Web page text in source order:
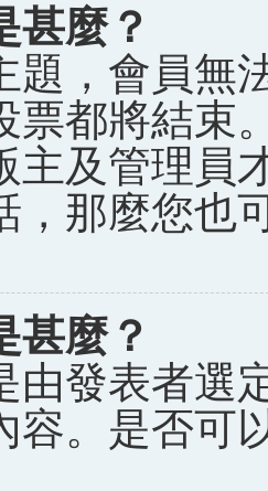
甚麼？
題，會員無
票都將結束
主及管理員
，那麼您也
甚麼？
由發表者選
容。是否可